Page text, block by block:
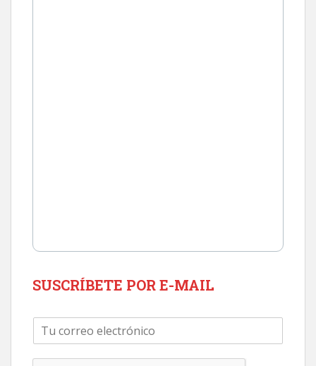
SUSCRÍBETE POR E-MAIL